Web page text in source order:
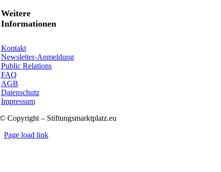
Weitere
Informationen
Kontakt
Newsletter-Anmeldung
Public Relations
FAQ
AGB
Datenschutz
Impressum
© Copyright – Stiftungsmarktplatz.eu
Page load link